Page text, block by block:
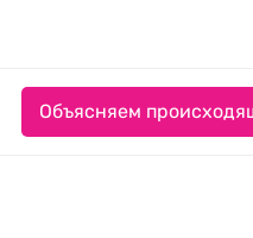
Объясняем